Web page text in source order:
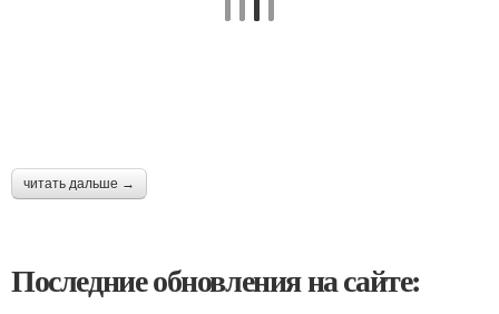
читать дальше →
Последние обновления на сайте: